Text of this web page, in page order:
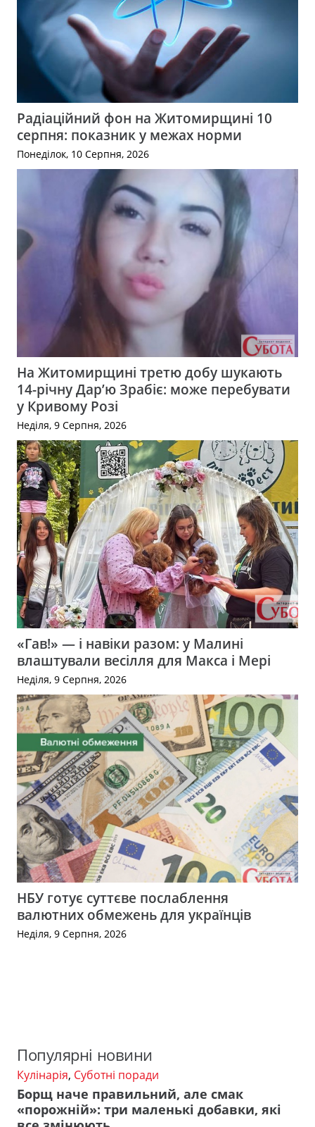
Радіаційний фон на Житомирщині 10
серпня: показник у межах норми
Понеділок, 10 Серпня, 2026
На Житомирщині третю добу шукають
14-річну Дар’ю Зрабіє: може перебувати
у Кривому Розі
Неділя, 9 Серпня, 2026
«Гав!» — і навіки разом: у Малині
влаштували весілля для Макса і Мері
Неділя, 9 Серпня, 2026
НБУ готує суттєве послаблення
валютних обмежень для українців
Неділя, 9 Серпня, 2026
Популярні новини
Кулінарія, Суботні поради
Борщ наче правильний, але смак
«порожній»: три маленькі добавки, які